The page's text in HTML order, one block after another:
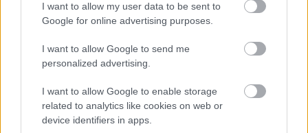
I want to allow my user data to be sent to
Google for online advertising purposes.
I want to allow Google to send me
personalized advertising.
I want to allow Google to enable storage
related to analytics like cookies on web or
device identifiers in apps.
Τι σημαίνει η λέξη «σιγαλός»
Προσωπικός Βοηθός: Ανοίγουν οι